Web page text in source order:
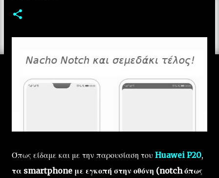
Όπως είδαμε και με την παρουσίαση του Huawei P20,
τα smartphone με εγκοπή στην οθόνη (notch όπως